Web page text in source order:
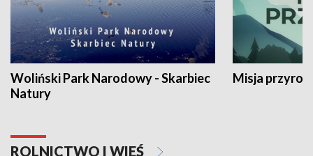
Woliński Park Narodowy - Skarbiec
Natury
Misja
ROLNICTWO I WIEŚ